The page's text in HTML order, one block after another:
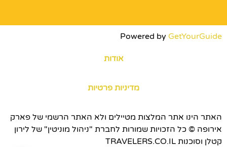
Powered by GetYourGuide
אודות
מדיניות פרטיות
האתר הינו אתר המלצות מטיילים ולא האתר הרשמי של פארק
אירופה © כל הזכויות שמורות לחברת "ניהול מוניטין" של לירון
קטלן וסוכנות TRAVELERS.CO.IL